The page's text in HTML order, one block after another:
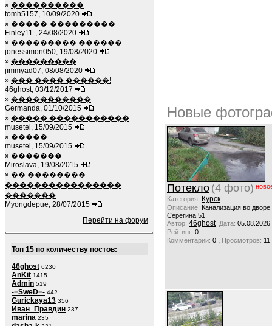
» ����������
tomh5157, 10/09/2020
» �����-���������
Finley11-, 24/08/2020
» ��������� ������
jonessimon050, 19/08/2020
» ���������
jimmyad07, 08/08/2020
» ��� ���� ������!
46ghost, 03/12/2017
» �����������
Germanda, 01/10/2015
» ����� �����������
musetel, 15/09/2015
» �����
musetel, 15/09/2015
» �������
Miroslava, 19/08/2015
» �� ��������
����������������
�������
Myongdepue, 28/07/2015
Перейти на форум
Топ 15 по количеству постов:
46ghost 6230
AnKit 1415
Admin 519
-=SweD=- 442
Gurickaya13 356
Иван_Правдин 237
marina 235
Новые
Потекло (4 фото)
Категория: Курск
Описание: Канализация во
Серёгина 51.
Автор: 46ghost Дата: 05.08.2026
Рейтинг: 0
Комментарии: 0 , Просмотров: 11